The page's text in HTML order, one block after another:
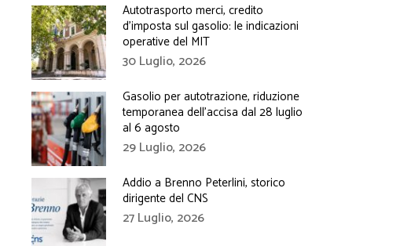
Autotrasporto merci, credito
d’imposta sul gasolio: le indicazioni
operative del MIT
30 Luglio, 2026
Gasolio per autotrazione, riduzione
temporanea dell’accisa dal 28 luglio
al 6 agosto
29 Luglio, 2026
Addio a Brenno Peterlini, storico
dirigente del CNS
27 Luglio, 2026